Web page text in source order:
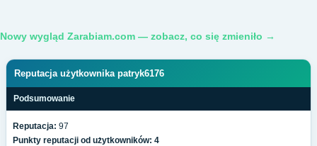
Nowy wygląd Zarabiam.com — zobacz, co się zmieniło →
Reputacja użytkownika patryk6176
Podsumowanie
Reputacja: 97
Punkty reputacji od użytkowników: 4